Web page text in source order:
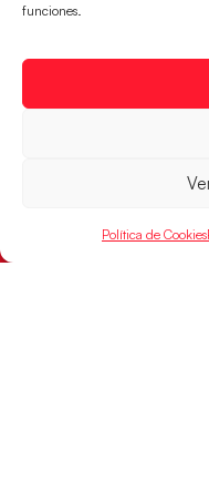
funciones.
Política de Cookies